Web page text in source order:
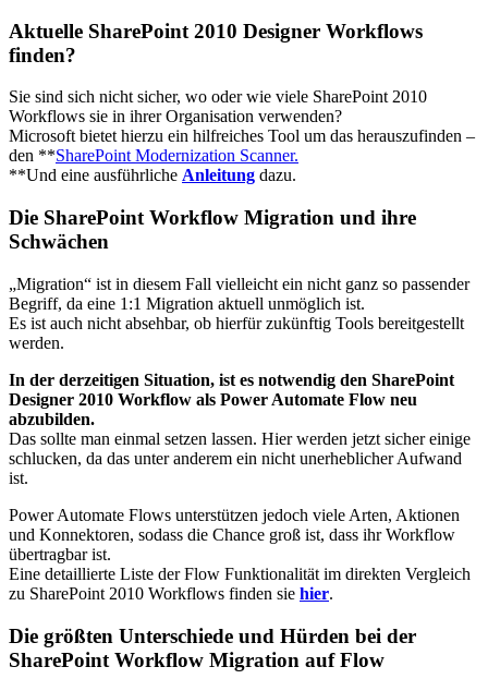
Aktuelle SharePoint 2010 Designer Workflows
finden?
Sie sind sich nicht sicher, wo oder wie viele SharePoint 2010
Workflows sie in ihrer Organisation verwenden?
Microsoft bietet hierzu ein hilfreiches Tool um das herauszufinden –
den **SharePoint Modernization Scanner.
**Und eine ausführliche Anleitung dazu.
Die SharePoint Workflow Migration und ihre
Schwächen
„Migration“ ist in diesem Fall vielleicht ein nicht ganz so passender
Begriff, da eine 1:1 Migration aktuell unmöglich ist.
Es ist auch nicht absehbar, ob hierfür zukünftig Tools bereitgestellt
werden.
In der derzeitigen Situation, ist es notwendig den SharePoint
Designer 2010 Workflow als Power Automate Flow neu
abzubilden.
Das sollte man einmal setzen lassen. Hier werden jetzt sicher einige
schlucken, da das unter anderem ein nicht unerheblicher Aufwand
ist.
Power Automate Flows unterstützen jedoch viele Arten, Aktionen
und Konnektoren, sodass die Chance groß ist, dass ihr Workflow
übertragbar ist.
Eine detaillierte Liste der Flow Funktionalität im direkten Vergleich
zu SharePoint 2010 Workflows finden sie hier.
Die größten Unterschiede und Hürden bei der
SharePoint Workflow Migration auf Flow